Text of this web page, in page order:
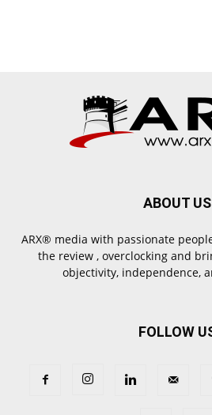
ABOUT US
ARX® media with passionate
the review , overclocking and
objectivity, independence,
FOLLOW